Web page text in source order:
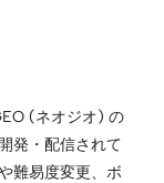
(ネオジオ) の
発・配信されて
難易度変更、ボ